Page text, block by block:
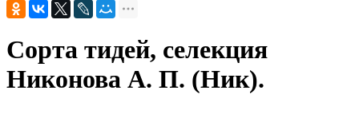
Сорта тидей, селекция
Никонова А. П. (Ник).